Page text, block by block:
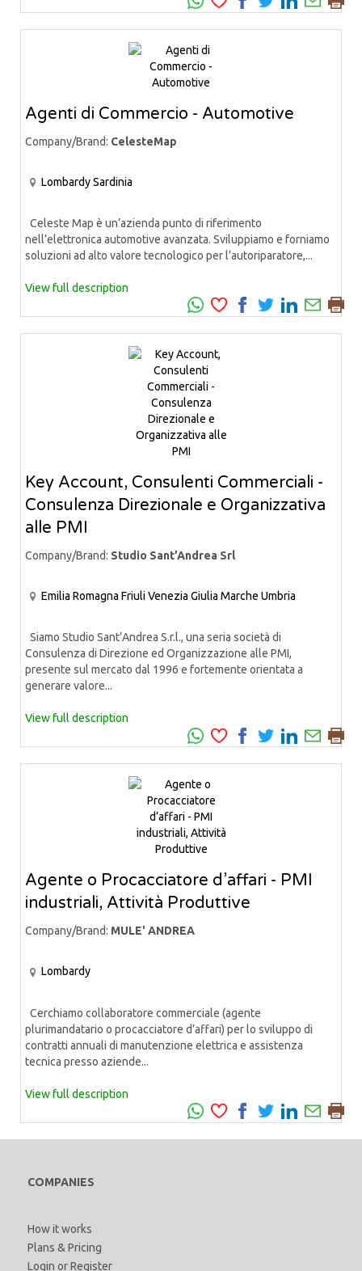
Agenti di Commercio - Automotive
Company/Brand: CelesteMap
LombardySardinia
Celeste Map è un’azienda punto di riferimento
nell’elettronica automotive avanzata. Sviluppiamo e forniamo
soluzioni ad alto valore tecnologico per l’autoriparatore,...
View full description
Key Account, Consulenti Commerciali -
Consulenza Direzionale e Organizzativa
alle PMI
Company/Brand: Studio Sant’Andrea Srl
Emilia Romagna Friuli Venezia Giulia Marche Umbria
Siamo Studio Sant’Andrea S.r.l., una seria società di
Consulenza di Direzione ed Organizzazione alle PMI,
presente sul mercato dal 1996 e fortemente orientata a
generare valore...
View full description
Agente o Procacciatore d’affari - PMI
industriali, Attività Produttive
Company/Brand: MULE' ANDREA
Lombardy
Cerchiamo collaboratore commerciale (agente
plurimandatario o procacciatore d’affari) per lo sviluppo di
contratti annuali di manutenzione elettrica e assistenza
tecnica presso aziende...
View full description
COMPANIES
How it works
Plans & Pricing
Login orRegister